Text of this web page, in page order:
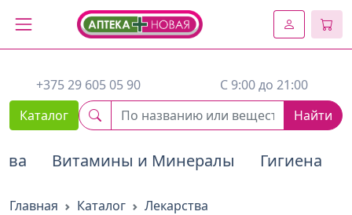
2. Вставьте этот код сразу же после открывающего тега :
+375 29 605 05 90
C 9:00 до 21:00
Каталог
Найти
Витамины и Минералы Гигиена
Главная Каталог
Лекарства